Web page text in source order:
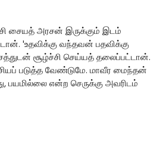
சையத் அரசன் இருக்கும் இடம்
'உதவிக்கு வந்தவன் பதவிக்கு
சூழ்ச்சி செய்யத் தலைப்பட்டான்.
படுத்த வேண்டுமே. மாவீர மைந்தன்
பயமில்லை என்ற செருக்கு அவரிடம்